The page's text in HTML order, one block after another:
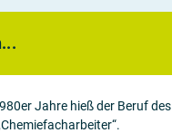
Jahre hieß der Beruf des